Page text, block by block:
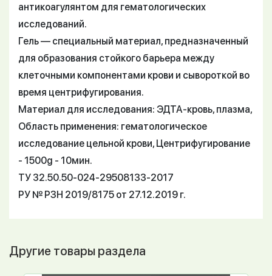
антикоагулянтом для гематологических
исследований.
Гель — специальный материал, предназначенный
для образования стойкого барьера между
клеточными компонентами крови и сывороткой во
время центрифугирования.
Материал для исследования: ЭДТА-кровь, плазма,
Область применения: гематологическое
исследование цельной крови, Центрифугирование
- 1500g - 10мин.
ТУ 32.50.50-024-29508133-2017
РУ № РЗН 2019/8175 от 27.12.2019 г.
Другие товары раздела